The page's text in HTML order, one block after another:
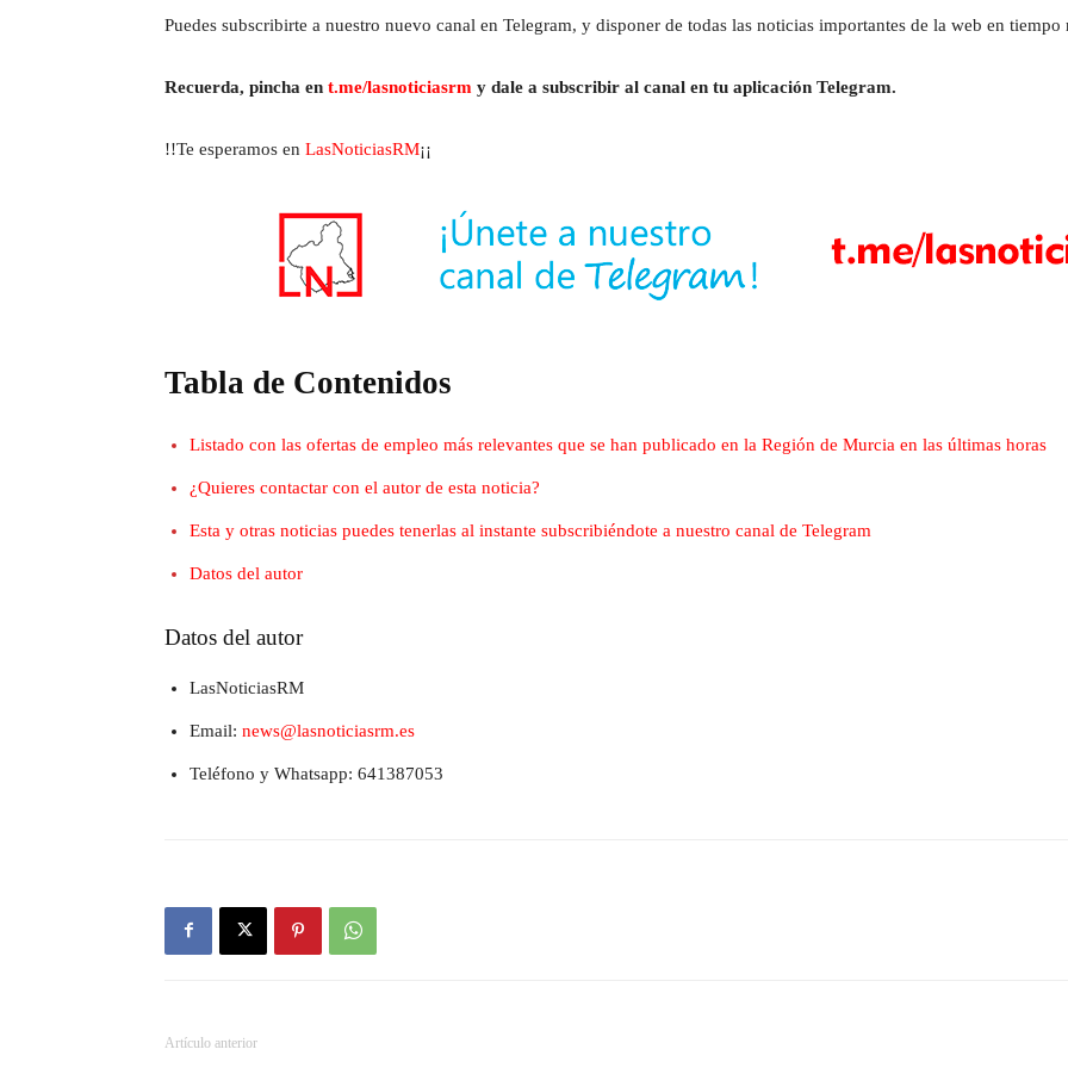
Puedes subscribirte a nuestro nuevo canal en Telegram, y disponer de todas las noticias importantes de la web en tiempo
Recuerda, pincha en t.me/lasnoticiasrm y dale a subscribir al canal en tu aplicación Telegram.
!!Te esperamos en LasNoticiasRM¡¡
Tabla de Contenidos
Listado con las ofertas de empleo más relevantes que se han publicado en la Región de Murcia en las últimas horas
¿Quieres contactar con el autor de esta noticia?
Esta y otras noticias puedes tenerlas al instante subscribiéndote a nuestro canal de Telegram
Datos del autor
Datos del autor
LasNoticiasRM
Email: news@lasnoticiasrm.es
Teléfono y Whatsapp: 641387053
Artículo anterior